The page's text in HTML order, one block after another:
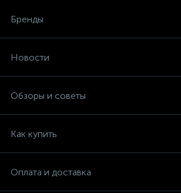
Бренды
Новости
Обзоры и советы
Как купить
Оплата и доставка